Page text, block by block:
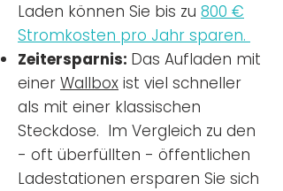
Laden können Sie bis zu 800 €
Stromkosten pro Jahr sparen.
Zeitersparnis: Das Aufladen mit
einer Wallbox ist viel schneller
als mit einer klassischen
Steckdose. Im Vergleich zu den
- oft überfüllten - öffentlichen
Ladestationen ersparen Sie sich